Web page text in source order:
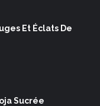
Et Éclats De
Sucrée